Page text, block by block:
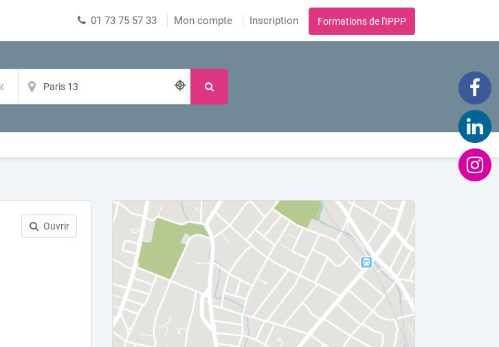
01 73 75 57 33 Mon compte Inscription Formations de l'IPPP
Ouvrir